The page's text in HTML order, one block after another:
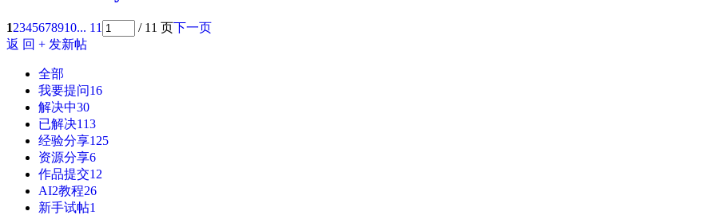
12345678910... 11 / 11 页下一页
返 回 + 发新帖
全部
我要提问16
解决中30
已解决113
经验分享125
资源分享6
作品提交12
AI2教程26
新手试帖1